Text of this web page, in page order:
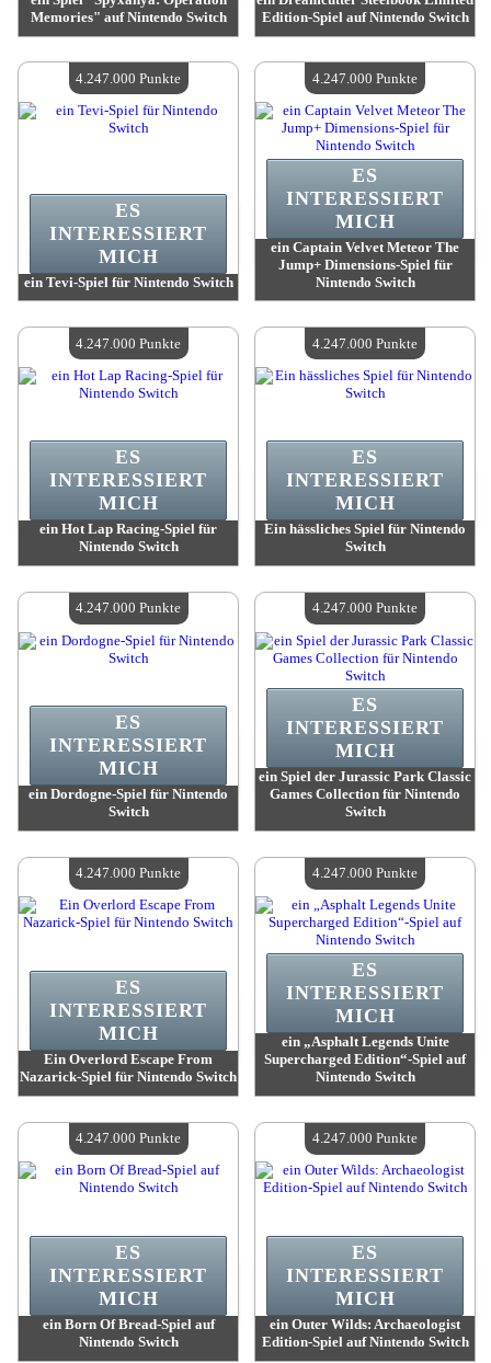
Memories" auf Nintendo Switch
Verfügbare Menge:4
Edition-Spiel auf Nintendo Switch
Verfügbare Menge:4
ein Tevi-Spiel für Nintendo Switch
Verfügbare Menge:4
ES
INTERESSIERT
MICH
4.247.000 Punkte
ein Captain Velvet Meteor The
Jump+ Dimensions-Spiel für
Nintendo Switch
Verfügbare Menge:4
ES
INTERESSIERT
MICH
4.247.000 Punkte
ein Hot Lap Racing-Spiel für
Nintendo Switch
Verfügbare Menge:4
ES
INTERESSIERT
MICH
4.247.000 Punkte
Ein hässliches Spiel für Nintendo
Switch
Verfügbare Menge:4
ES
INTERESSIERT
MICH
4.247.000 Punkte
ein Dordogne-Spiel für Nintendo
Switch
Verfügbare Menge:4
ES
INTERESSIERT
MICH
4.247.000 Punkte
ein Spiel der Jurassic Park Classic
Games Collection für Nintendo
Switch
Verfügbare Menge:4
ES
INTERESSIERT
MICH
4.247.000 Punkte
Ein Overlord Escape From
Nazarick-Spiel für Nintendo Switch
Verfügbare Menge:4
ES
INTERESSIERT
MICH
4.247.000 Punkte
ein „Asphalt Legends Unite
Supercharged Edition“-Spiel auf
Nintendo Switch
Verfügbare Menge:4
ES
INTERESSIERT
MICH
4.247.000 Punkte
ein Born Of Bread-Spiel auf
Nintendo Switch
ES
INTERESSIERT
MICH
4.247.000 Punkte
ein Outer Wilds: Archaeologist
Edition-Spiel auf Nintendo Switch
ES
INTERESSIERT
MICH
4.247.000 Punkte